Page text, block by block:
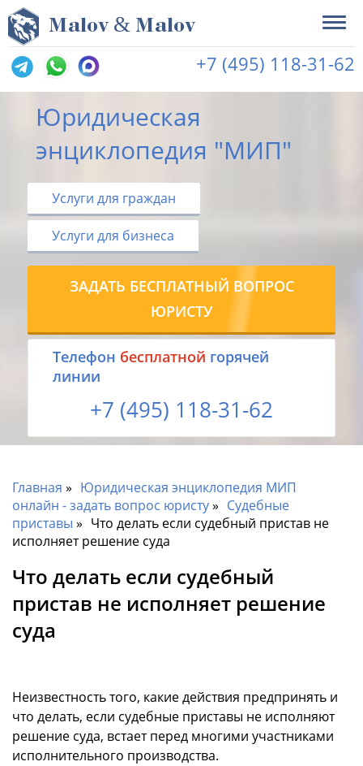
Malov & Malov
+7 (495) 118-31-62
Юридическая
энциклопедия "МИП"
Услуги для граждан
Услуги для бизнеса
ЗАДАТЬ БЕСПЛАТНЫЙ ВОПРОС
ЮРИСТУ
Tелефон бесплатной горячей
линии
+7 (495) 118-31-62
Главная
Юридическая энциклопедия МИП
онлайн - задать вопрос юристу
Судебные
приставы
Что делать если судебный пристав не
исполняет решение суда
Что делать если судебный
пристав не исполняет решение
суда
Неизвестность того, какие действия предпринять и
что делать, если судебные приставы не исполняют
решение суда, встает перед многими участниками
исполнительного производства.